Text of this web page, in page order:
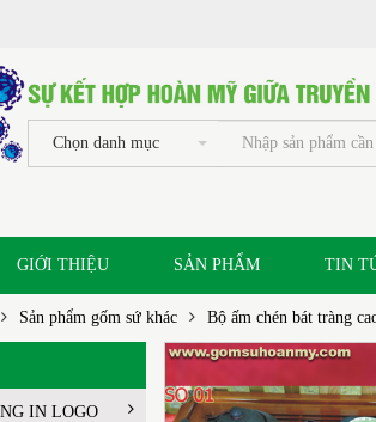
Chọn danh mục
GIỚI THIỆU SẢN PHẨM TIN
Sản phẩm gốm sứ khác Bộ ấm chén bát tràng
IN LOGO